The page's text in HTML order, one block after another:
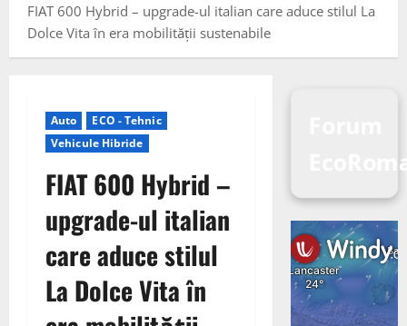
FIAT 600 Hybrid – upgrade-ul italian care aduce stilul La
Dolce Vita în era mobilității sustenabile
Auto
ECO - Tehnic
Vehicule Hibride
FIAT 600 Hybrid –
upgrade-ul italian
care aduce stilul
La Dolce Vita în